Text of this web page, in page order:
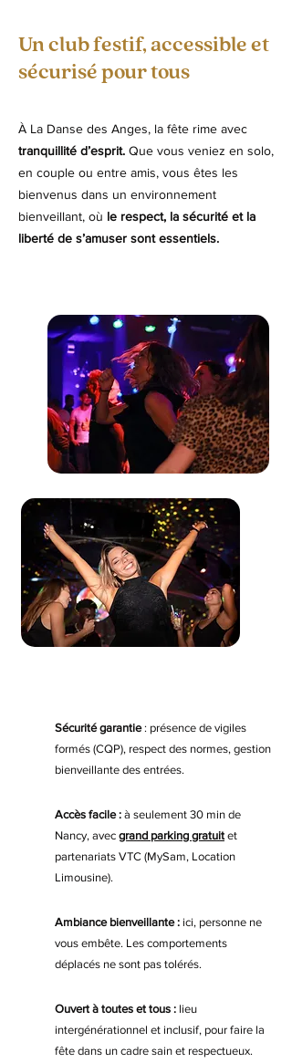
Un club festif, accessible et
sécurisé pour tous
À La Danse des Anges, la fête rime avec
tranquillité d’esprit. Que vous veniez en solo,
en couple ou entre amis, vous êtes les
bienvenus dans un environnement
bienveillant, où le respect, la sécurité et la
liberté de s’amuser sont essentiels.
Sécurité garantie: présence de vigiles
formés (CQP), respect des normes, gestion
bienveillante des entrées.
Accès facile : à seulement 30 min de
Nancy, avec grand parking gratuitet
partenariats VTC (MySam, Location
Limousine).
Ambiance bienveillante : ici, personne ne
vous embête. Les comportements
déplacés ne sont pas tolérés.
Ouvert à toutes et tous : lieu
intergénérationnel et inclusif, pour faire la
fête dans un cadre sain et respectueux.